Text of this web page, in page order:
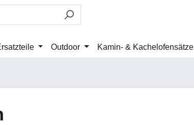
Outdoor Kamin- & Kachelofensätze